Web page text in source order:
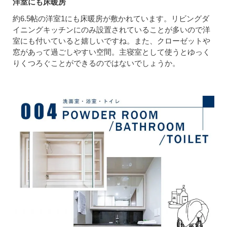
洋室にも床暖房
約6.5帖の洋室1にも床暖房が敷かれています。リビングダ
イニングキッチンにのみ設置されていることが多いので洋
室にも付いていると嬉しいですね。また、クローゼットや
窓があって過ごしやすい空間。主寝室として使うとゆっく
りくつろぐことができるのではないでしょうか。